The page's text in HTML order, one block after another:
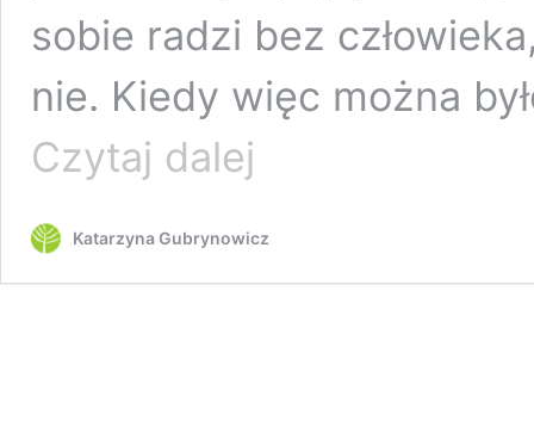
sobie radzi bez
nie. Kiedy więc można
Czytaj dalej
ziemi
Katarzyna Gubrynowicz